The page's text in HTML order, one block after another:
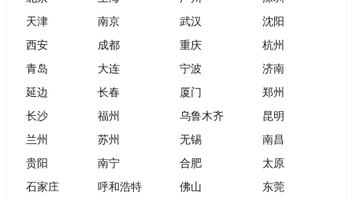
天津
南京 武汉
沈阳
西安
成都 重庆
杭州
青岛
大连 宁波
济南
延边
长春 厦门
郑州
长沙
福州 乌鲁木齐
昆明
兰州
苏州 无锡
南昌
贵阳
南宁 合肥
太原
石家庄
呼和浩特 佛山
东莞